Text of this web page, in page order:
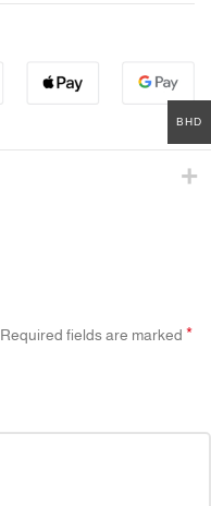
Required fields are marked *
BHD